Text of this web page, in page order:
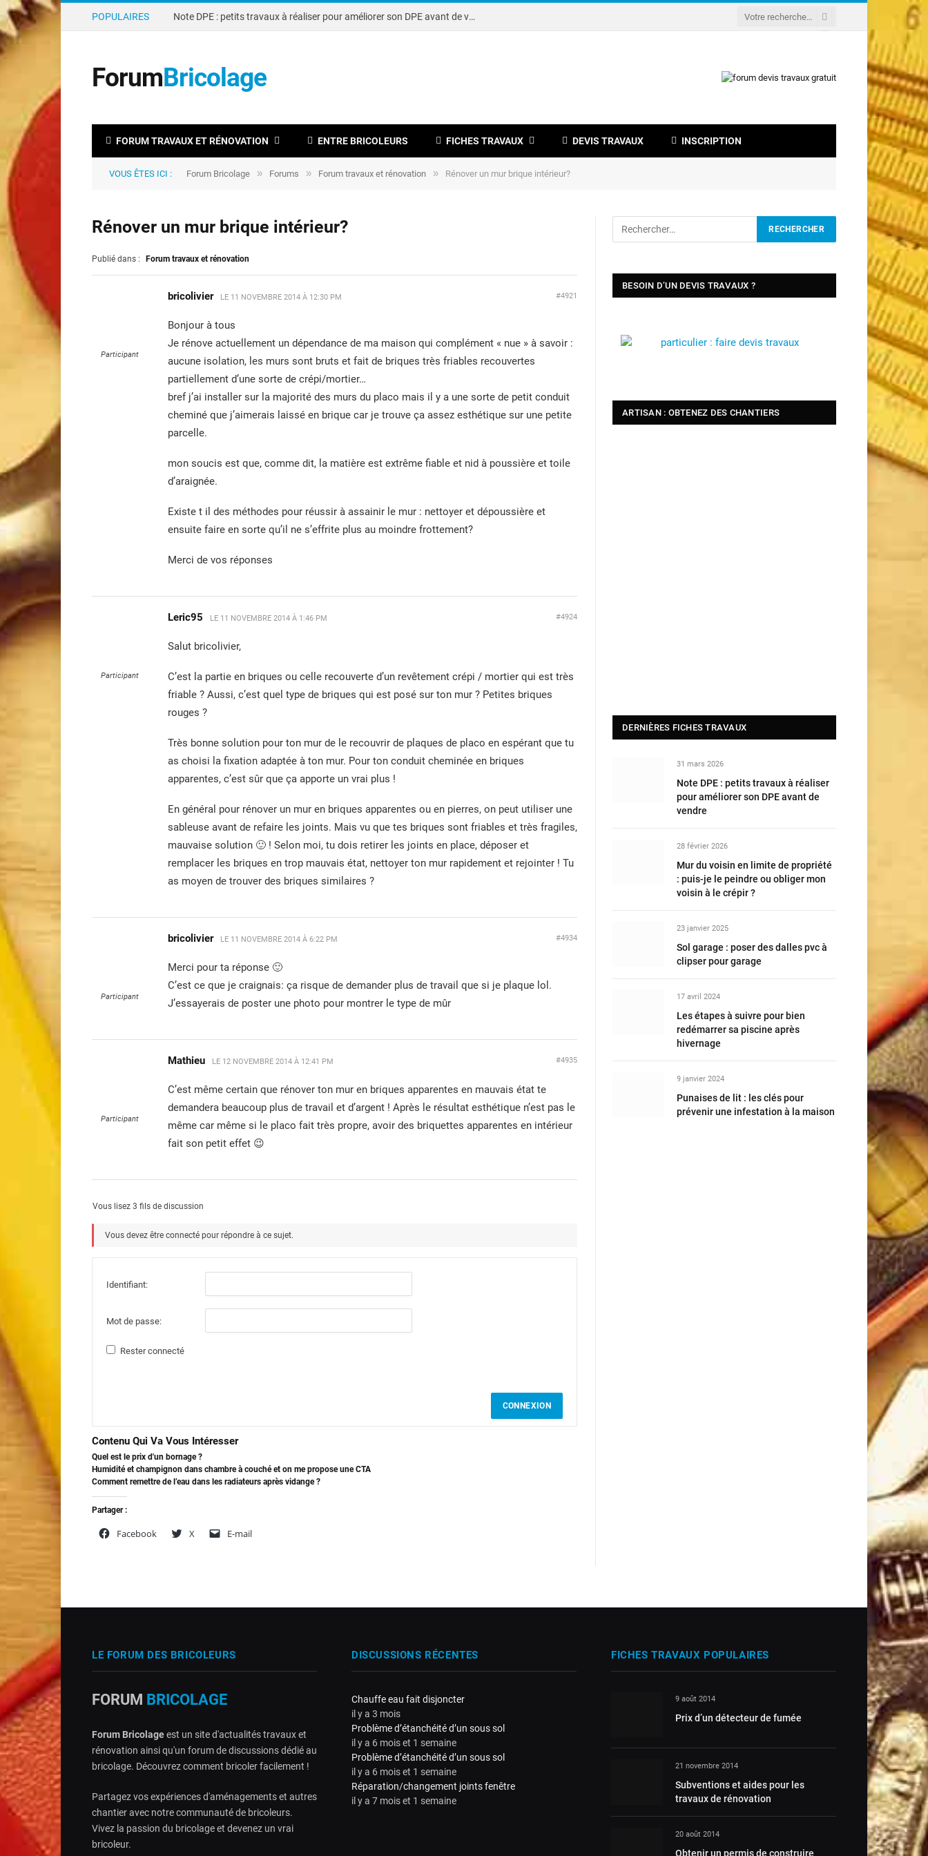
POPULAIRES Note DPE : petits travaux à réaliser pour améliorer son DPE avant de vendre
ForumBricolage
FORUM TRAVAUX ET RÉNOVATION ENTRE BRICOLEURS FICHES TRAVAUX DEVIS TRAVAUX INSCRIPTION
VOUS ÊTES ICI : Forum Bricolage » Forums » Forum travaux et rénovation » Rénover un mur brique intérieur?
Rénover un mur brique intérieur?
Publié dans : Forum travaux et rénovation
Participant
bricolivier LE 11 NOVEMBRE 2014 À 12:30 PM #4921
Bonjour à tous
Je rénove actuellement un dépendance de ma maison qui complément « nue » à savoir :
aucune isolation, les murs sont bruts et fait de briques très friables recouvertes
partiellement d’une sorte de crépi/mortier…
bref j’ai installer sur la majorité des murs du placo mais il y a une sorte de petit conduit
cheminé que j’aimerais laissé en brique car je trouve ça assez esthétique sur une petite
parcelle.
mon soucis est que, comme dit, la matière est extrême fiable et nid à poussière et toile
d’araignée.
Existe t il des méthodes pour réussir à assainir le mur : nettoyer et dépoussière et
ensuite faire en sorte qu’il ne s’effrite plus au moindre frottement?
Merci de vos réponses
Participant
Leric95 LE 11 NOVEMBRE 2014 À 1:46 PM #4924
Salut bricolivier,
C’est la partie en briques ou celle recouverte d’un revêtement crépi / mortier qui est très
friable ? Aussi, c’est quel type de briques qui est posé sur ton mur ? Petites briques
rouges ?
Très bonne solution pour ton mur de le recouvrir de plaques de placo en espérant que tu
as choisi la fixation adaptée à ton mur. Pour ton conduit cheminée en briques
apparentes, c’est sûr que ça apporte un vrai plus !
En général pour rénover un mur en briques apparentes ou en pierres, on peut utiliser une
sableuse avant de refaire les joints. Mais vu que tes briques sont friables et très fragiles,
mauvaise solution 🙂 ! Selon moi, tu dois retirer les joints en place, déposer et
remplacer les briques en trop mauvais état, nettoyer ton mur rapidement et rejointer ! Tu
as moyen de trouver des briques similaires ?
Participant
bricolivier LE 11 NOVEMBRE 2014 À 6:22 PM #4934
Merci pour ta réponse 🙂
C’est ce que je craignais: ça risque de demander plus de travail que si je plaque lol.
J’essayerais de poster une photo pour montrer le type de mûr
Participant
Mathieu LE 12 NOVEMBRE 2014 À 12:41 PM #4935
C’est même certain que rénover ton mur en briques apparentes en mauvais état te
demandera beaucoup plus de travail et d’argent ! Après le résultat esthétique n’est pas le
même car même si le placo fait très propre, avoir des briquettes apparentes en intérieur
fait son petit effet 😉
Vous lisez 3 fils de discussion
Vous devez être connecté pour répondre à ce sujet.
Identifiant:
Mot de passe:
Rester connecté
CONNEXION
Contenu Qui Va Vous Intéresser
Quel est le prix d'un bornage ?
Humidité et champignon dans chambre à couché et on me propose une CTA
Comment remettre de l’eau dans les radiateurs après vidange ?
Partager :
Facebook X E-mail
BESOIN D’UN DEVIS TRAVAUX ?
ARTISAN : OBTENEZ DES CHANTIERS
DERNIÈRES FICHES TRAVAUX
31 mars 2026
Note DPE : petits travaux à réaliser
pour améliorer son DPE avant de
vendre
28 février 2026
Mur du voisin en limite de propriété
: puis-je le peindre ou obliger mon
voisin à le crépir ?
23 janvier 2025
Sol garage : poser des dalles pvc à
clipser pour garage
17 avril 2024
Les étapes à suivre pour bien
redémarrer sa piscine après
hivernage
9 janvier 2024
Punaises de lit : les clés pour
prévenir une infestation à la maison
LE FORUM DES BRICOLEURS
FORUM BRICOLAGE
Forum Bricolageest un site d'actualités travaux et
rénovation ainsi qu'un forum de discussions dédié au
bricolage. Découvrez comment bricoler facilement !
Partagez vos expériences d'aménagements et autres
chantier avec notre communauté de bricoleurs.
Vivez la passion du bricolage et devenez un vrai
bricoleur.
DISCUSSIONS RÉCENTES
Chauffe eau fait disjoncter
il y a 3 mois
Problème d’étanchéité d’un sous sol
il y a 6 mois et 1 semaine
Problème d’étanchéité d’un sous sol
il y a 6 mois et 1 semaine
Réparation/changement joints fenêtre
il y a 7 mois et 1 semaine
FICHES TRAVAUX POPULAIRES
9 août 2014
Prix d’un détecteur de fumée
21 novembre 2014
Subventions et aides pour les
travaux de rénovation
20 août 2014
Obtenir un permis de construire